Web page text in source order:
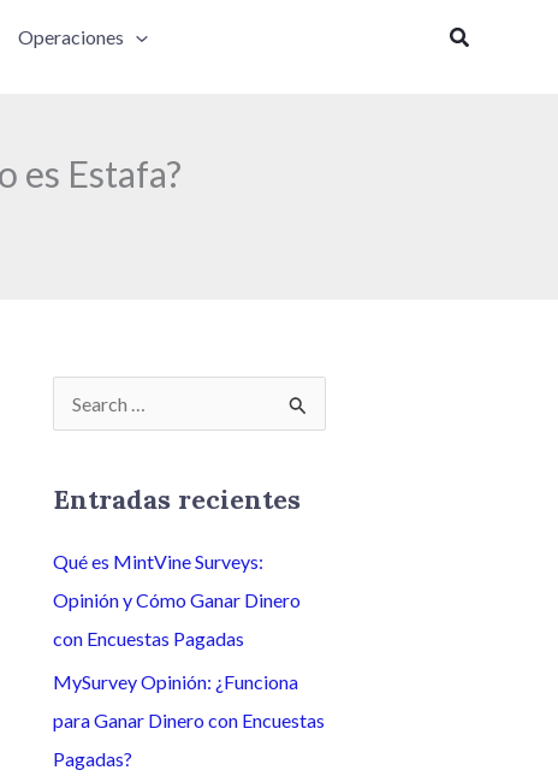
Operaciones Buscar
es Estafa?
s
a
r
p
o
r
:
Entradas recientes
Qué es MintVine Surveys:
Opinión y Cómo Ganar Dinero
con Encuestas Pagadas
MySurvey Opinión: ¿Funciona
para Ganar Dinero con Encuestas
Pagadas?